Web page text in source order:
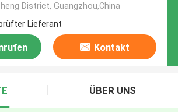
District, Guangzhou,China
Lieferant
Kontakt
ÜBER UNS